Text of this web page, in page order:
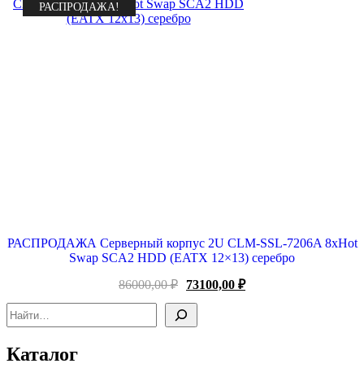
РАСПРОДАЖА!
РАСПРОДАЖА Серверный корпус 2U CLM-SSL-7206A 8xHot
Swap SCA2 HDD (EATX 12×13) серебро
86000,00₽
Первоначальная
составляла
86000,00 ₽.
73100,00 ₽Текущая
Поиск
Каталог